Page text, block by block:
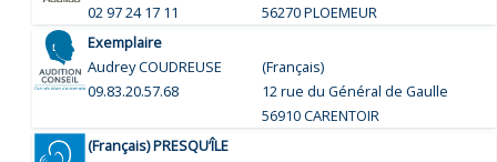
02 97 24 17 11
56270 PLOEMEUR
Exemplaire
Audrey COUDREUSE
09.83.20.57.68
(Français)
12 rue du Général de Gaulle
56910 CARENTOIR
(Français) PRESQU’ÎLE